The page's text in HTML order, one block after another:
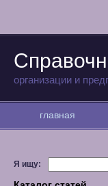
организации и
главная
Я ищу: